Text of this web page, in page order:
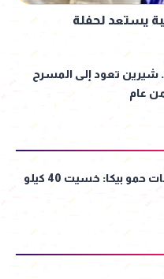
يستعد لحفلة
شيرين تعود إلى المسرح
عام
مؤدي المهرجانات حمو بيكا: خسيت 40 كيلو